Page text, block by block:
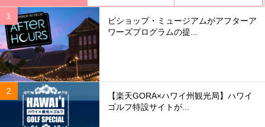
ビショップ・ミュージアムがアフターア
ワーズプログラムの提...
【楽天GORA×ハワイ州観光局】ハワイ
ゴルフ特設サイトが...